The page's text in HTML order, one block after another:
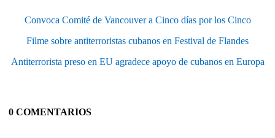
Convoca Comité de Vancouver a Cinco días por los Cinco
Filme sobre antiterroristas cubanos en Festival de Flandes
Antiterrorista preso en EU agradece apoyo de cubanos en Europa
0 COMENTARIOS